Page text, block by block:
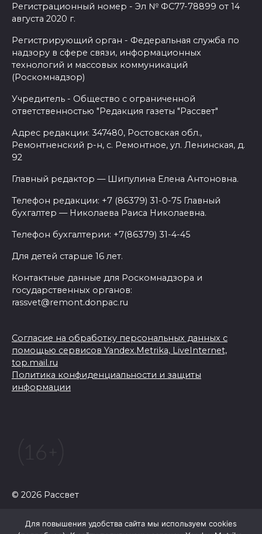
Регистрационный номер - Эл № ФС77-78899 от 14
августа 2020 г.
Регистрирующий орган - Федеральная служба по
надзору в сфере связи, информационных
технологий и массовых коммуникаций
(Роскомнадзор)
Учредитель - Общество с ограниченной
ответственностью "Редакция газеты "Рассвет"
Адрес редакции: 347480, Ростовская обл.,
Ремонтненский р-н, с. Ремонтное, ул. Ленинская, д.
92
Главный редактор — Шипулина Елена Антоновна.
Телефон редакции: +7 (86379) 31-0-75 Главный
бухгалтер — Николаева Раиса Николаевна.
Телефон бухгалтерии: +7(86379) 31-4-45
Для детей старше 16 лет.
Контактные данные для Роскомнадзора и
государственных органов:
rassvet@remont.donpac.ru
Согласие на обработку персональных данных с
помощью сервисов Yandex.Metrika, LiveInternet,
top.mail.ru
Политика конфиденциальности и защиты
информации
© 2026 Рассвет
Для повышения удобства сайта мы используем cookies